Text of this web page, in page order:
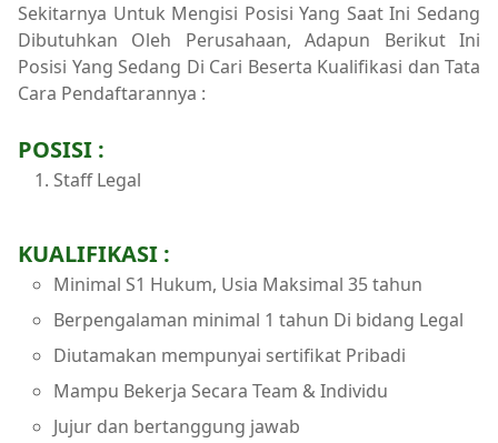
Sekitarnya Untuk Mengisi Posisi Yang Saat Ini Sedang
Dibutuhkan Oleh Perusahaan, Adapun Berikut Ini
Posisi Yang Sedang Di Cari Beserta Kualifikasi dan Tata
Cara Pendaftarannya :
POSISI :
Staff Legal
KUALIFIKASI :
Minimal S1 Hukum, Usia Maksimal 35 tahun
Berpengalaman minimal 1 tahun Di bidang Legal
Diutamakan mempunyai sertifikat Pribadi
Mampu Bekerja Secara Team & Individu
Jujur dan bertanggung jawab